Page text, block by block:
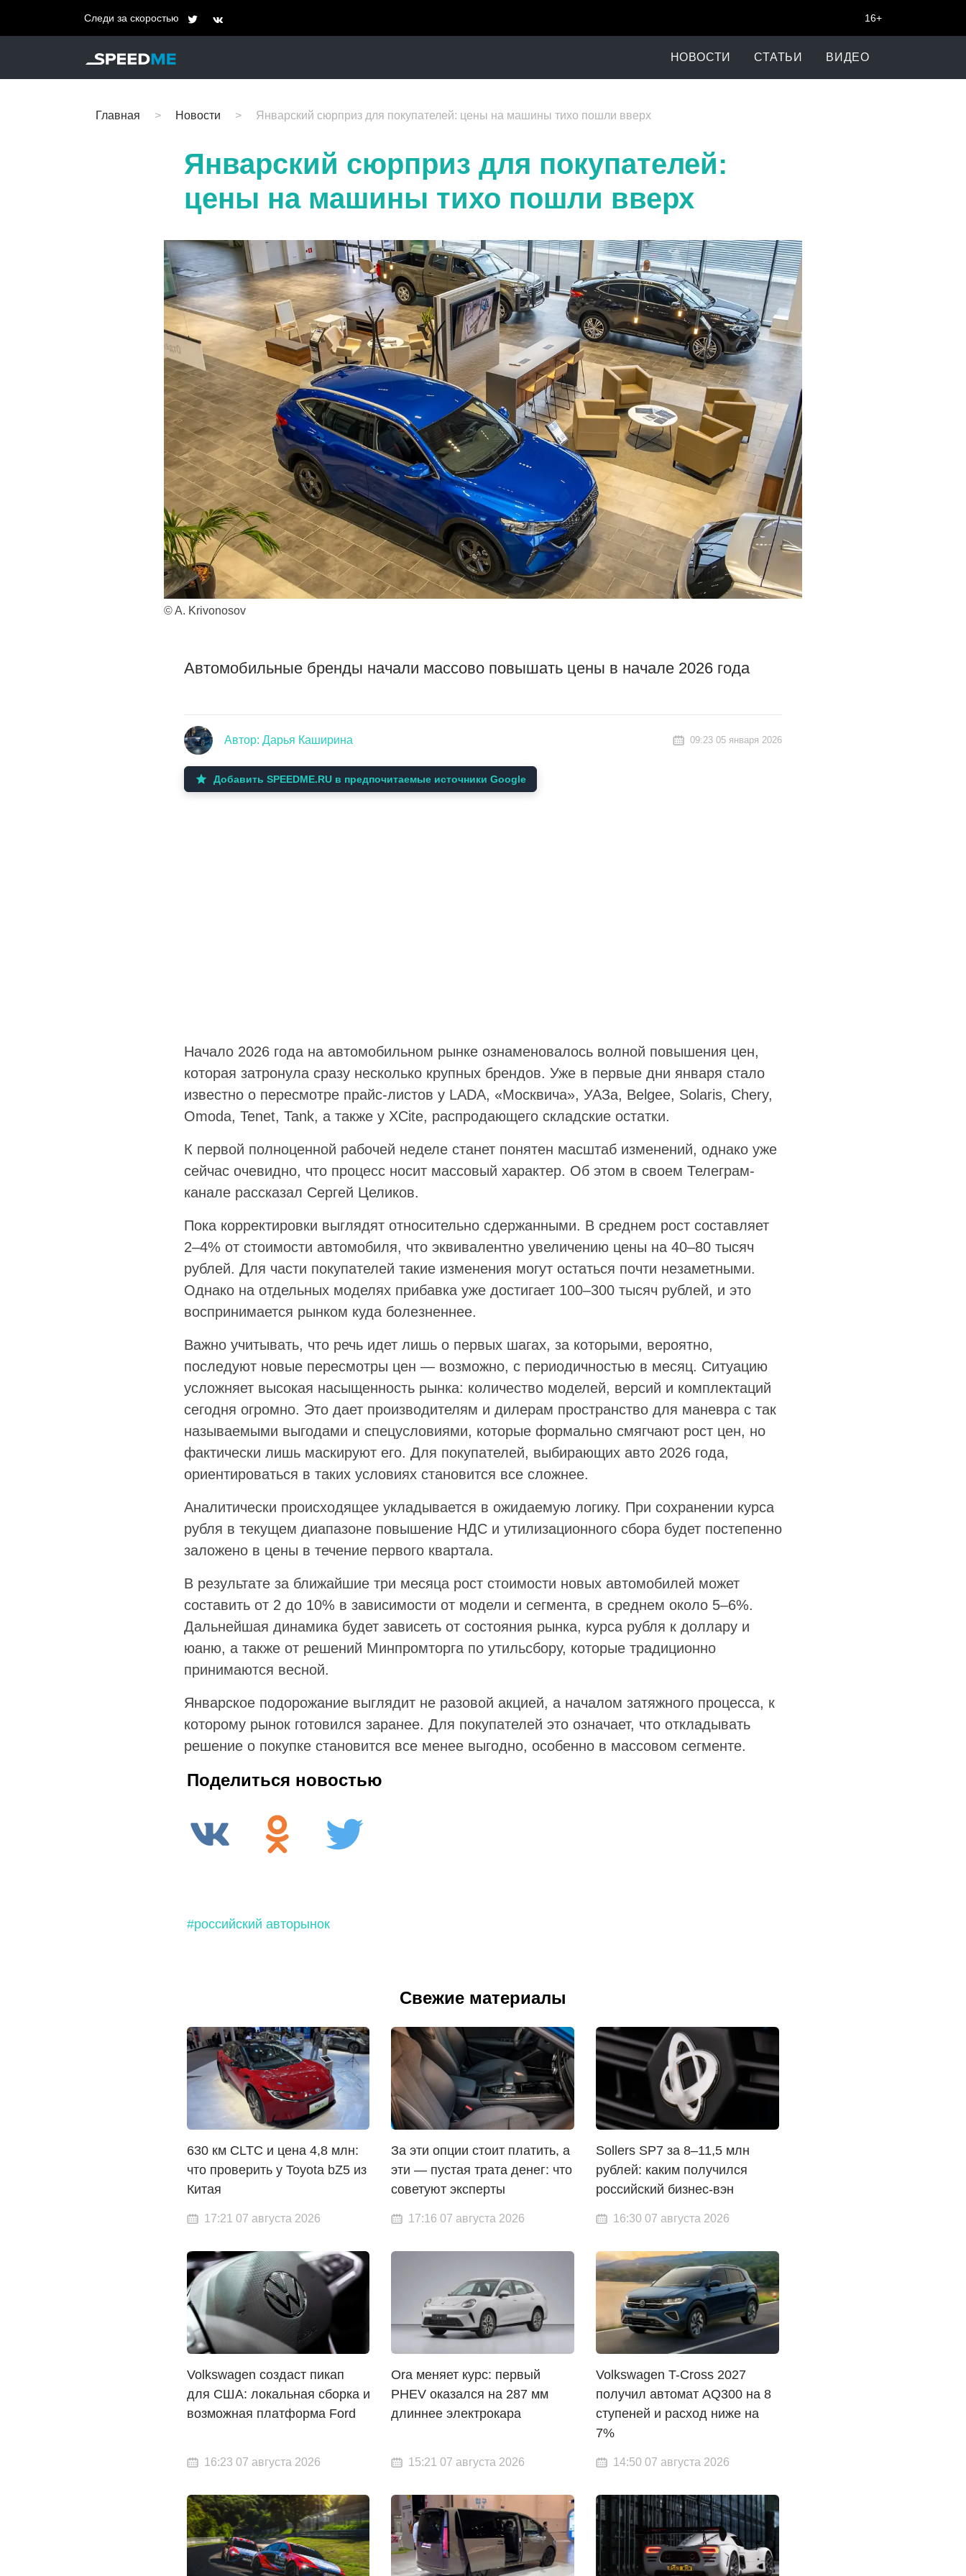
Следи за скоростью 16+
НОВОСТИ СТАТЬИ ВИДЕО
Главная Новости Январский сюрприз для покупателей: цены на машины тихо пошли вверх
Январский сюрприз для покупателей:
цены на машины тихо пошли вверх
© A. Krivonosov
Автомобильные бренды начали массово повышать цены в начале 2026 года
Автор: Дарья Каширина 09:23 05 января 2026
Добавить SPEEDME.RU в предпочитаемые источники Google
Начало 2026 года на автомобильном рынке ознаменовалось волной повышения цен,
которая затронула сразу несколько крупных брендов. Уже в первые дни января стало
известно о пересмотре прайс-листов у LADA, «Москвича», УАЗа, Belgee, Solaris, Chery,
Omoda, Tenet, Tank, а также у XCite, распродающего складские остатки.
К первой полноценной рабочей неделе станет понятен масштаб изменений, однако уже
сейчас очевидно, что процесс носит массовый характер. Об этом в своем Телеграм-
канале рассказал Сергей Целиков.
Пока корректировки выглядят относительно сдержанными. В среднем рост составляет
2–4% от стоимости автомобиля, что эквивалентно увеличению цены на 40–80 тысяч
рублей. Для части покупателей такие изменения могут остаться почти незаметными.
Однако на отдельных моделях прибавка уже достигает 100–300 тысяч рублей, и это
воспринимается рынком куда болезненнее.
Важно учитывать, что речь идет лишь о первых шагах, за которыми, вероятно,
последуют новые пересмотры цен — возможно, с периодичностью в месяц. Ситуацию
усложняет высокая насыщенность рынка: количество моделей, версий и комплектаций
сегодня огромно. Это дает производителям и дилерам пространство для маневра с так
называемыми выгодами и спецусловиями, которые формально смягчают рост цен, но
фактически лишь маскируют его. Для покупателей, выбирающих авто 2026 года,
ориентироваться в таких условиях становится все сложнее.
Аналитически происходящее укладывается в ожидаемую логику. При сохранении курса
рубля в текущем диапазоне повышение НДС и утилизационного сбора будет постепенно
заложено в цены в течение первого квартала.
В результате за ближайшие три месяца рост стоимости новых автомобилей может
составить от 2 до 10% в зависимости от модели и сегмента, в среднем около 5–6%.
Дальнейшая динамика будет зависеть от состояния рынка, курса рубля к доллару и
юаню, а также от решений Минпромторга по утильсбору, которые традиционно
принимаются весной.
Январское подорожание выглядит не разовой акцией, а началом затяжного процесса, к
которому рынок готовился заранее. Для покупателей это означает, что откладывать
решение о покупке становится все менее выгодно, особенно в массовом сегменте.
Поделиться новостью
#российский авторынок
Свежие материалы
630 км CLTC и цена 4,8 млн:
что проверить у Toyota bZ5 из
Китая
17:21 07 августа 2026
За эти опции стоит платить, а
эти — пустая трата денег: что
советуют эксперты
17:16 07 августа 2026
Sollers SP7 за 8–11,5 млн
рублей: каким получился
российский бизнес-вэн
16:30 07 августа 2026
Volkswagen создаст пикап
для США: локальная сборка и
возможная платформа Ford
16:23 07 августа 2026
Ora меняет курс: первый
PHEV оказался на 287 мм
длиннее электрокара
15:21 07 августа 2026
Volkswagen T-Cross 2027
получил автомат AQ300 на 8
ступеней и расход ниже на
7%
14:50 07 августа 2026